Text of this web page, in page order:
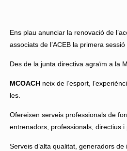
Ens plau anunciar la renovació de
associats de l’ACEB la primera
Des de la junta directiva agraïm a la
MCOACH neix de l’esport,
les.
Ofereixen serveis professionals de
entrenadors, professionals, directius
Serveis d’alta qualitat, generadors